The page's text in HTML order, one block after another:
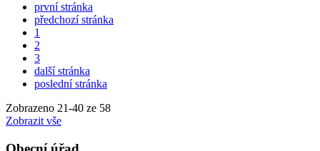
první stránka
předchozí stránka
1
2
3
další stránka
poslední stránka
Zobrazeno 21-40 ze 58
Zobrazit vše